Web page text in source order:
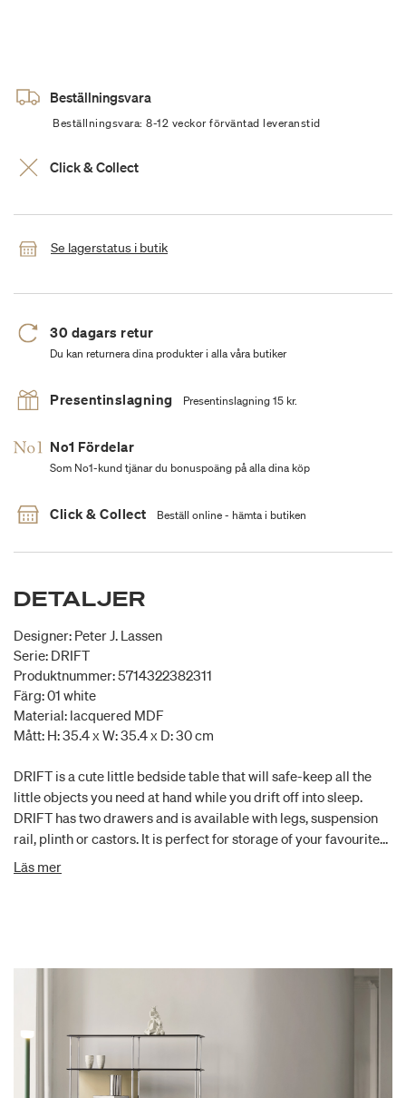
Beställningsvara
Beställningsvara: 8-12 veckor förväntad leveranstid
Click & Collect
Se lagerstatus i butik
30 dagars retur
Du kan returnera dina produkter i alla våra butiker
Presentinslagning Presentinslagning 15 kr.
No1 Fördelar
Som No1-kund tjänar du bonuspoäng på alla dina köp
Click & Collect Beställ online - hämta i butiken
DETALJER
Designer: Peter J. Lassen
Serie: DRIFT
Produktnummer: 5714322382311
Färg: 01 white
Material: lacquered MDF
Mått: H: 35.4 x W: 35.4 x D: 30 cm
DRIFT is a cute little bedside table that will safe-keep all the
little objects you need at hand while you drift off into sleep.
DRIFT has two drawers and is available with legs, suspension
rail, plinth or castors. It is perfect for storage of your favourite
book, your phone or a cup of coffee. Suspension rail is included.
Läs mer